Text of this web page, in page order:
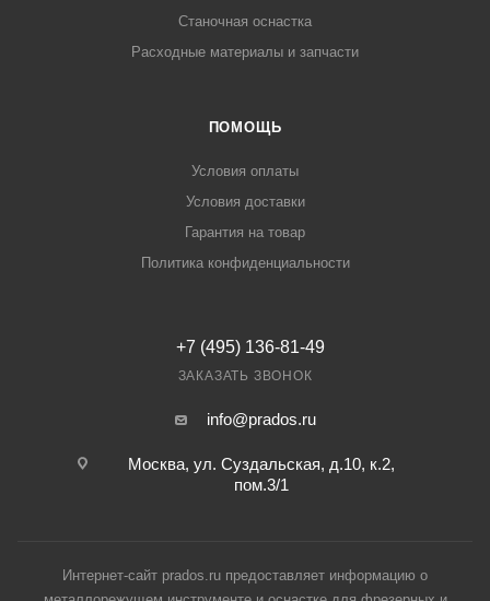
Станочная оснастка
Расходные материалы и запчасти
ПОМОЩЬ
Условия оплаты
Условия доставки
Гарантия на товар
Политика конфиденциальности
+7 (495) 136-81-49
ЗАКАЗАТЬ ЗВОНОК
info@prados.ru
Москва, ул. Суздальская, д.10, к.2,
пом.3/1
Интернет-сайт prados.ru предоставляет информацию о